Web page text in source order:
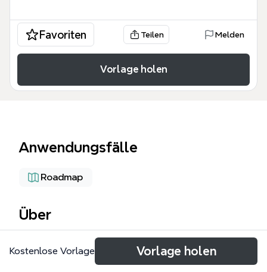
Favoriten Teilen Melden
Vorlage holen
Anwendungsfälle
Roadmap
Über
该模板收录了2005年至2010年间6个水利软件开发项
目，涵盖数值预报、热带气旋、山洪暴雨等关键领域。
Kostenlose Vorlage Vorlage holen